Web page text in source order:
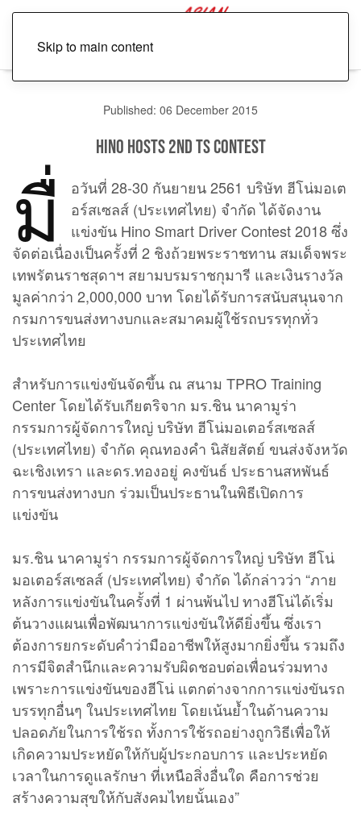
Skip to main content
Published: 06 December 2015
HINO hosts 2nd TS Contest
มื่
อวันที่ 28-30 กันยายน 2561 บริษัท ฮีโน่มอเต
อร์สเซลส์ (ประเทศไทย) จำกัด ได้จัดงาน
แข่งขัน Hino Smart Driver Contest 2018 ซึ่ง
จัดต่อเนื่องเป็นครั้งที่ 2 ชิงถ้วยพระราชทาน สมเด็จพระ
เทพรัตนราชสุดาฯ สยามบรมราชกุมารี และเงินรางวัล
มูลค่ากว่า 2,000,000 บาท โดยได้รับการสนับสนุนจาก
กรมการขนส่งทางบกและสมาคมผู้ใช้รถบรรทุกทั่ว
ประเทศไทย
สำหรับการแข่งขันจัดขึ้น ณ สนาม TPRO Training
Center โดยได้รับเกียตริจาก มร.ชิน นาคามูร่า
กรรมการผู้จัดการใหญ่ บริษัท ฮีโน่มอเตอร์สเซลส์
(ประเทศไทย) จำกัด คุณทองคำ นิสัยสัตย์ ขนส่งจังหวัด
ฉะเชิงเทรา และดร.ทองอยู่ คงขันธ์ ประธานสหพันธ์
การขนส่งทางบก ร่วมเป็นประธานในพิธีเปิดการ
แข่งขัน
มร.ชิน นาคามูร่า กรรมการผู้จัดการใหญ่ บริษัท ฮีโน่
มอเตอร์สเซลส์ (ประเทศไทย) จำกัด ได้กล่าวว่า “ภาย
หลังการแข่งขันในครั้งที่ 1 ผ่านพ้นไป ทางฮีโน่ได้เริ่ม
ต้นวางแผนเพื่อพัฒนาการแข่งขันให้ดียิ่งขึ้น ซึ่งเรา
ต้องการยกระดับคำว่ามืออาชีพให้สูงมากยิ่งขึ้น รวมถึง
การมีจิตสำนึกและความรับผิดชอบต่อเพื่อนร่วมทาง
เพราะการแข่งขันของฮีโน่ แตกต่างจากการแข่งขันรถ
บรรทุกอื่นๆ ในประเทศไทย โดยเน้นย้ำในด้านความ
ปลอดภัยในการใช้รถ ทั้งการใช้รถอย่างถูกวิธีเพื่อให้
เกิดความประหยัดให้กับผู้ประกอบการ และประหยัด
เวลาในการดูแลรักษา ที่เหนือสิ่งอื่นใด คือการช่วย
สร้างความสุขให้กับสังคมไทยนั้นเอง”